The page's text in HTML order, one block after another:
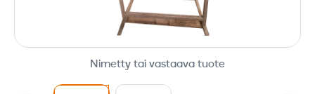
Nimetty tai vastaava tuote